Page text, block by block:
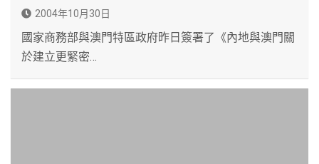
2004年10月30日
國家商務部與澳門特區政府昨日簽署了《內地與澳門關
於建立更緊密…